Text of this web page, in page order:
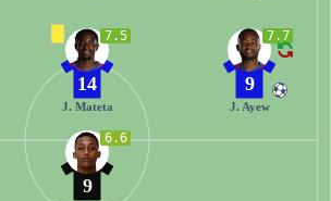
7.7
9
J. Ayew
7.5
14
J. Mateta
6.6
9